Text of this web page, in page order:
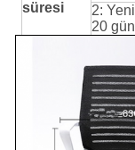
süresi
2:
20 gün